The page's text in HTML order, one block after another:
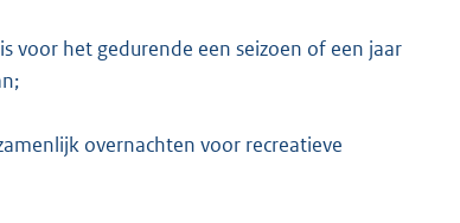
voor het gedurende een seizoen of een jaar
overnachten voor recreatieve